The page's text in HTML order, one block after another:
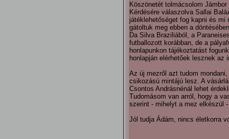
Köszönetét tolmácsolom
Kérdésére válaszolva Sallai
játéklehetőséget fog kapni és
gátoltuk meg ebben a
Da Silva Braziliából, a
futballozott korábban, de a
honlapunkon tájékoztatást
honlapján elérhetőek lesznek az
Az új mezről azt tudom
csikozású mintájú lesz. A
Csontos Andrásnénál lehet
Tudomásom van arról, hogy a
szerint - mihelyt a mez elkészül
Jól tudja Ádám, nincs életkorra